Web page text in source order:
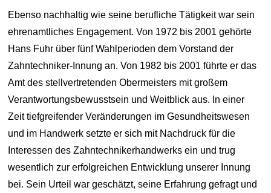
Ebenso nachhaltig wie seine berufliche Tätigkeit war sein
ehrenamtliches Engagement. Von 1972 bis 2001 gehörte
Hans Fuhr über fünf Wahlperioden dem Vorstand der
Zahntechniker-Innung an. Von 1982 bis 2001 führte er das
Amt des stellvertretenden Obermeisters mit großem
Verantwortungsbewusstsein und Weitblick aus. In einer
Zeit tiefgreifender Veränderungen im Gesundheitswesen
und im Handwerk setzte er sich mit Nachdruck für die
Interessen des Zahntechnikerhandwerks ein und trug
wesentlich zur erfolgreichen Entwicklung unserer Innung
bei. Sein Urteil war geschätzt, seine Erfahrung gefragt und